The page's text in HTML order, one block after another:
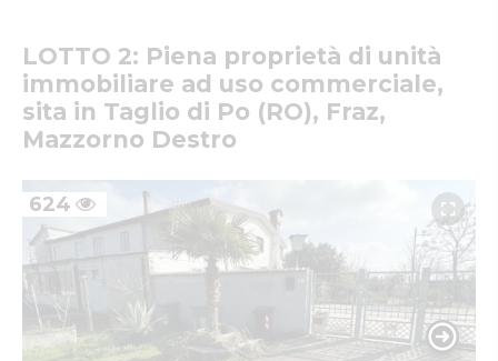
LOTTO 2: Piena proprietà di unità
immobiliare ad uso commerciale,
sita in Taglio di Po (RO), Fraz,
Mazzorno Destro
624